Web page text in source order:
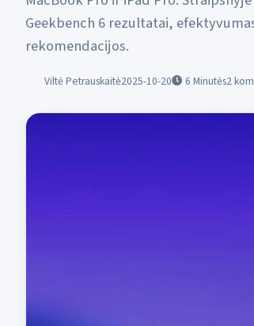
Geekbench 6 rezultatai,
rekomendacijos.
Viltė Petrauskaitė2025-10-20 6 Minutės2